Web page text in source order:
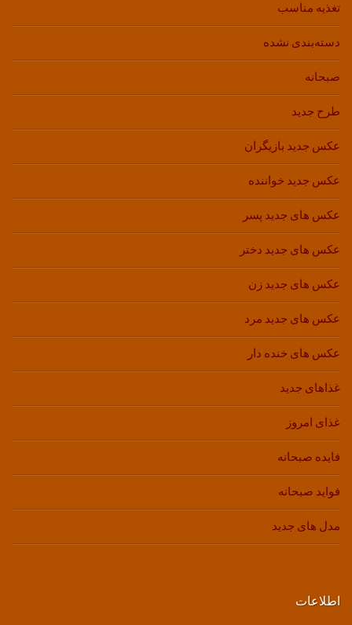
تغذیه مناسب
دسته‌بندی نشده
صبحانه
طرح جدید
عکس جدید بازیگران
عکس جدید خواننده
عکس های جدید پسر
عکس های جدید دختر
عکس های جدید زن
عکس های جدید مرد
عکس های خنده دار
غذاهای جدید
غذای امروز
فایده صبحانه
فواید صبحانه
مدل های جدید
اطلاعات